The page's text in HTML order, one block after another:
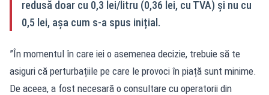
redusă doar cu 0,3 lei/litru (0,36 lei, cu TVA) și nu cu
0,5 lei, așa cum s-a spus inițial.
”În momentul în care iei o asemenea decizie, trebuie să te
asiguri că perturbațiile pe care le provoci în piață sunt minime.
De aceea, a fost necesară o consultare cu operatorii din